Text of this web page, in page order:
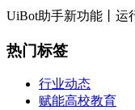
UiBot助手新功能丨运
热门标签
行业动态
赋能高校教育